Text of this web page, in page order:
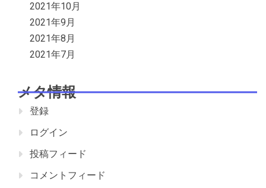
2021年10月
2021年9月
2021年8月
2021年7月
メタ情報
登録
ログイン
投稿フィード
コメントフィード